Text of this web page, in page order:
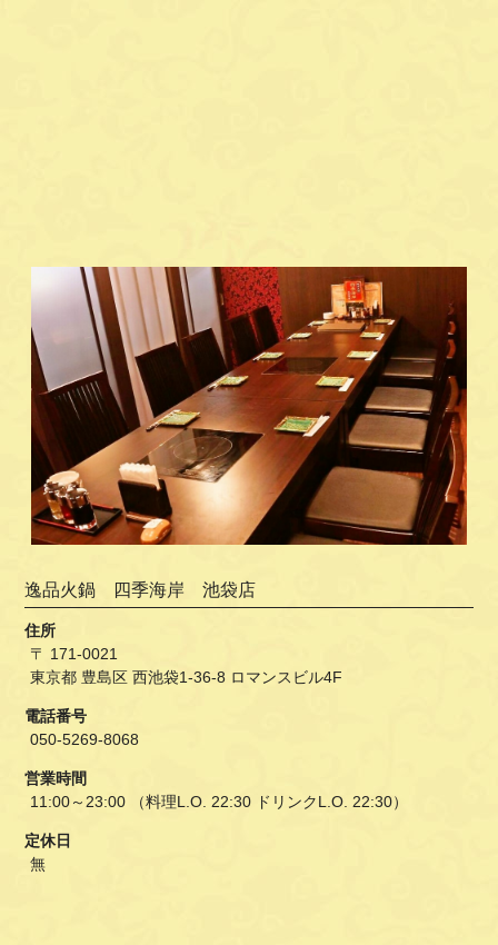
逸品火鍋 四季海岸 池袋店
住所
〒 171-0021
東京都 豊島区 西池袋1-36-8 ロマンスビル4F
電話番号
050-5269-8068
営業時間
11:00～23:00 （料理L.O. 22:30 ドリンクL.O. 22:30）
定休日
無